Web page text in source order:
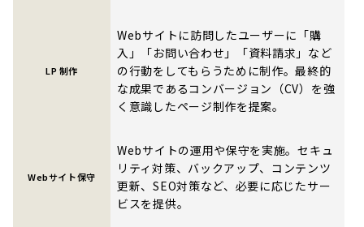
LP 制作
Webサイトに訪問したユーザーに「購
入」「お問い合わせ」「資料請求」など
の行動をしてもらうために制作。最終的
な成果であるコンバージョン（CV）を強
く意識したページ制作を提案。
Webサイト保守
Webサイトの運用や保守を実施。セキュ
リティ対策、バックアップ、コンテンツ
更新、SEO対策など、必要に応じたサー
ビスを提供。